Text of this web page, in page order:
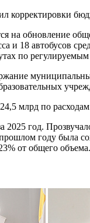
корректировки
на обновление
и 18 автобусов
по
млрд по
2025 год.
году была
от общего